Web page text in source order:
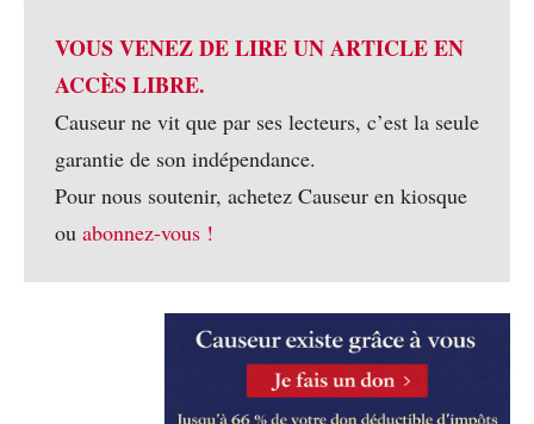
VOUS VENEZ DE LIRE UN ARTICLE EN
ACCÈS LIBRE.
Causeur ne vit que par ses lecteurs, c’est la seule
garantie de son indépendance.
Pour nous soutenir, achetez Causeur en kiosque
ou abonnez-vous !